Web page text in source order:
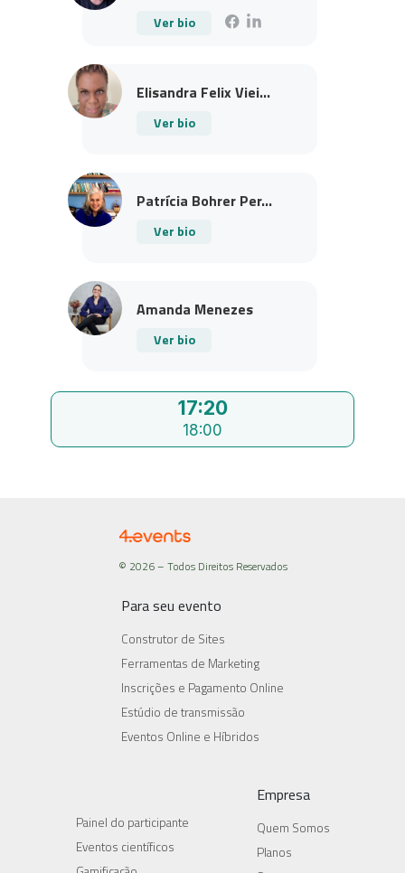
17:20
18:00
Ver bio
Elisandra Felix Viei...
Ver bio
Patrícia Bohrer Per...
Ver bio
Amanda Menezes
Ver bio
© 2026 – Todos Direitos Reservados
Para seu evento
Construtor de Sites
Ferramentas de Marketing
Inscrições e Pagamento Online
Estúdio de transmissão
Eventos Online e Híbridos
Painel do participante
Eventos científicos
Empresa
Quem Somos
Planos